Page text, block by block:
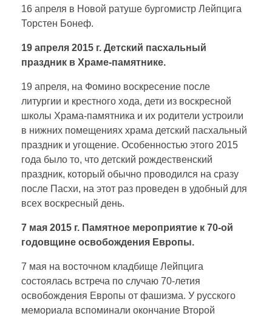
16 апреля в Новой ратуше бургомистр Лейпцига
Торстен Бонеф.
19 апреля 2015 г. Детский пасхальный
праздник в Храме-памятнике.
19 апреля, на Фомино воскресение после
литургии и крестного хода, дети из воскресной
школы Храма-памятника и их родители устроили
в нижних помещениях храма детский пасхальный
праздник и угощение. Особенностью этого 2015
года было то, что детский рождественский
праздник, который обычно проводился на сразу
после Пасхи, на этот раз проведен в удобный для
всех воскресный день.
7 мая 2015 г. Памятное мероприятие к 70-ой
годовщине освобождения Европы.
7 мая на восточном кладбище Лейпцига
состоялась встреча по случаю 70-летия
освобождения Европы от фашизма. У русского
мемориала вспоминали окончание Второй